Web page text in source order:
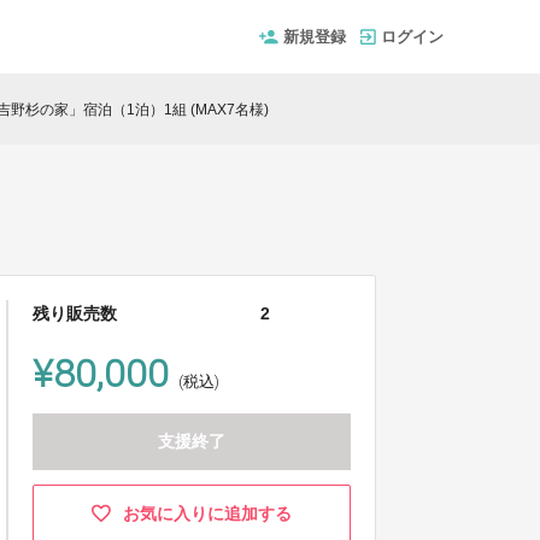
新規登録 ログイン
野杉の家」宿泊（1泊）1組 (MAX7名様)
残り販売数 2
¥80,000 (税込)
支援終了
お気に入りに追加する